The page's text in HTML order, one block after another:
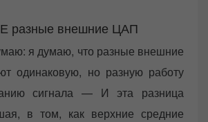
разные внешние ЦАП
я думаю, что разные внешние
одинаковую, но разную работу
сигнала — И эта разница
в том, как верхние средние